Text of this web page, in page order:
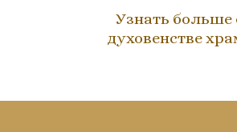
Узнать больше
духовенстве